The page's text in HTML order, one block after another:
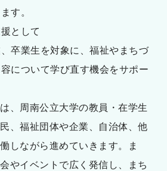
す。
として
卒業生を対象に、福祉やまちづ
について学び直す機会をサポー
、周南公立大学の教員・在学生
、福祉団体や企業、自治体、他
しながら進めていきます。ま
やイベントで広く発信し、まち